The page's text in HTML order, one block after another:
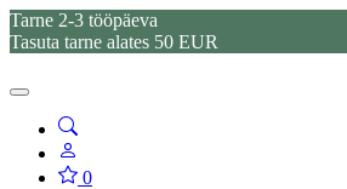
Tarne 2-3 tööpäeva
Tasuta tarne alates 50 EUR
0